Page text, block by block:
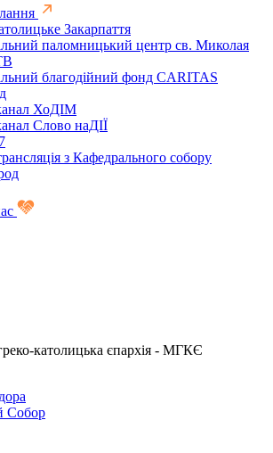
Закарпаття
паломницький центр св. Миколая
благодійний фонд CARITAS
ХоДІМ
Слово наДІЇ
з Кафедрального собору
католицька єпархія - МГКЄ
Собор